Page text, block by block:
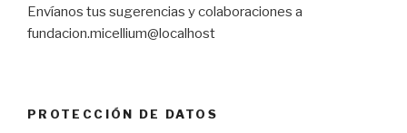
Envíanos tus sugerencias y colaboraciones a
fundacion.micellium@localhost
PROTECCIÓN DE DATOS